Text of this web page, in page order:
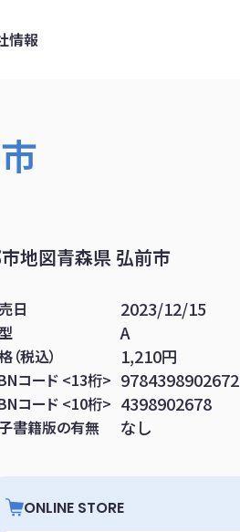
情報
地図青森県 弘前市
日 2023/12/15
A
（税込） 1,210円
コード <13桁> 9784398902672
コード <10桁> 4398902678
書籍版の有無 なし
ONLINE STORE